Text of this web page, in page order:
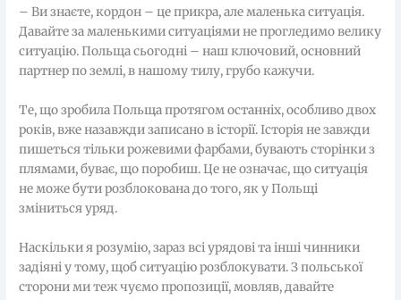
– Ви знаєте, кордон – це прикра, але маленька ситуація.
Давайте за маленькими ситуаціями не прогледимо велику
ситуацію. Польща сьогодні – наш ключовий, основний
партнер по землі, в нашому тилу, грубо кажучи.
Те, що зробила Польща протягом останніх, особливо двох
років, вже назавжди записано в історії. Історія не завжди
пишеться тільки рожевими фарбами, бувають сторінки з
плямами, буває, що поробиш. Це не означає, що ситуація
не може бути розблокована до того, як у Польщі
зміниться уряд.
Наскільки я розумію, зараз всі урядові та інші чинники
задіяні у тому, щоб ситуацію розблокувати. З польської
сторони ми теж чуємо пропозиції, мовляв, давайте